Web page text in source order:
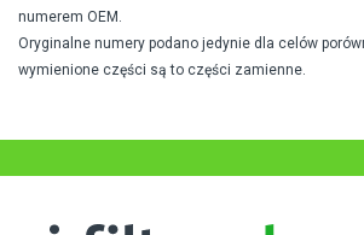
numerem OEM.
Oryginalne numery podano jedynie dla celów
wymienione części są to części zamienne.